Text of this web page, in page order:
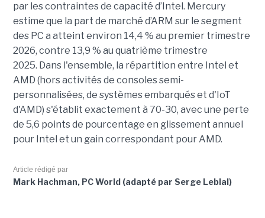
par les contraintes de capacité d’Intel. Mercury
estime que la part de marché d’ARM sur le segment
des PC a atteint environ 14,4 % au premier trimestre
2026, contre 13,9 % au quatrième trimestre
2025. Dans l'ensemble, la répartition entre Intel et
AMD (hors activités de consoles semi-
personnalisées, de systèmes embarqués et d'IoT
d'AMD) s'établit exactement à 70-30, avec une perte
de 5,6 points de pourcentage en glissement annuel
pour Intel et un gain correspondant pour AMD.
Article rédigé par
Mark Hachman, PC World (adapté par Serge Leblal)